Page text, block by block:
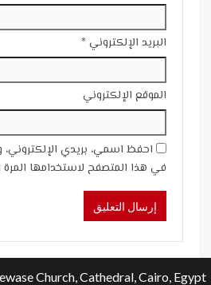
البريد الإلكتروني *
الموقع الإلكتروني
احفظ اسمي، بريدي الإلكتروني،
في هذا المتصفح لاستخدامها
Church, Cathedral, Cairo, Egypt